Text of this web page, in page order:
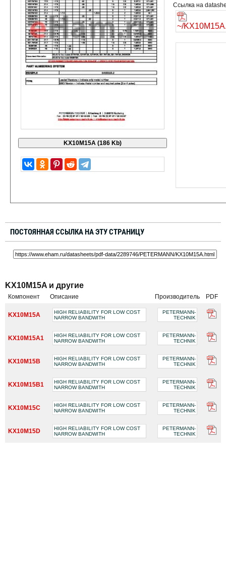
Ссылка на
~/
ПОСТОЯННАЯ ССЫЛКА НА ЭТУ СТРАНИЦУ
KX10M15A и другие
Компонент Описание Производитель PDF
KX10M15A
HIGH RELIABILITY FOR LOW COST
NARROW BANDWITH
PETERMANN-
TECHNIK
KX10M15A1
HIGH RELIABILITY FOR LOW COST
NARROW BANDWITH
PETERMANN-
TECHNIK
KX10M15B
HIGH RELIABILITY FOR LOW COST
NARROW BANDWITH
PETERMANN-
TECHNIK
KX10M15B1
HIGH RELIABILITY FOR LOW COST
NARROW BANDWITH
PETERMANN-
TECHNIK
KX10M15C
HIGH RELIABILITY FOR LOW COST
NARROW BANDWITH
PETERMANN-
TECHNIK
KX10M15D
HIGH RELIABILITY FOR LOW COST
NARROW BANDWITH
PETERMANN-
TECHNIK